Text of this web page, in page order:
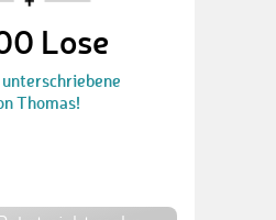
Lose
Thomas!